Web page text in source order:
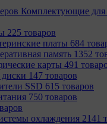
Комплектующие для
225 товаров
платы 684
память 1352
карты 491
147 товаров
SSD 615 товаров
750 товаров
охлаждения 2141